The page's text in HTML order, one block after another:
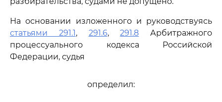
На основании изложенного и руководствуясь
статьями 291.1, 291.6,291.8 Арбитражного
процессуального кодекса Российской
Федерации, судья
определил: